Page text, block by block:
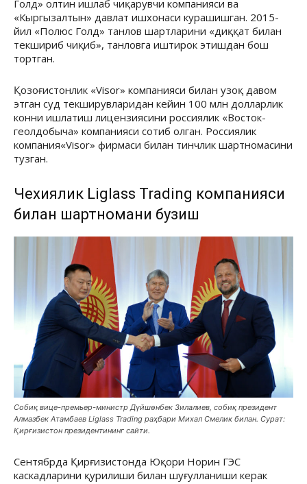
Голд» олтин ишлаб чиқарувчи компанияси ва
«Кыргызалтын» давлат ишхонаси курашишган. 2015-
йил «Полюс Голд» танлов шартларини «диққат билан
текшириб чиқиб», танловга иштирок этишдан бош
тортган.
Қозоғистонлик «Visor» компанияси билан узоқ давом
этган суд текширувларидан кейин 100 млн долларлик
конни ишлатиш лицензиясини россиялик «Восток-
геолдобыча» компанияси сотиб олган. Россиялик
компания«Visor» фирмаси билан тинчлик шартномасини
тузган.
Чехиялик Liglass Trading компанияси
билан шартномани бузиш
Собиқ вице-премьер-министр Дүйшөнбек Зилалиев, собиқ президент
Алмазбек Атамбаев Liglass Trading раҳбари Михал Смелик билан. Сурат:
Қирғизистон президентининг сайти.
Сентябрда Қирғизистонда Юқори Норин ГЭС
каскадларини қурилиши билан шуғулланиши керак